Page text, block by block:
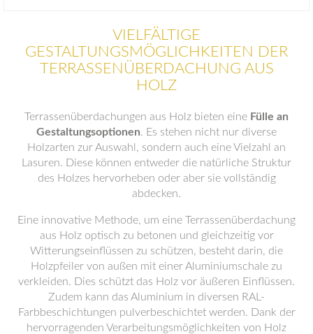
VIELFÄLTIGE
GESTALTUNGSMÖGLICHKEITEN DER
TERRASSENÜBERDACHUNG AUS
HOLZ
Terrassenüberdachungen aus Holz bieten eine Fülle an
Gestaltungsoptionen. Es stehen nicht nur diverse
Holzarten zur Auswahl, sondern auch eine Vielzahl an
Lasuren. Diese können entweder die natürliche Struktur
des Holzes hervorheben oder aber sie vollständig
abdecken.
Eine innovative Methode, um eine Terrassenüberdachung
aus Holz optisch zu betonen und gleichzeitig vor
Witterungseinflüssen zu schützen, besteht darin, die
Holzpfeiler von außen mit einer Aluminiumschale zu
verkleiden. Dies schützt das Holz vor äußeren Einflüssen.
Zudem kann das Aluminium in diversen RAL-
Farbbeschichtungen pulverbeschichtet werden. Dank der
hervorragenden Verarbeitungsmöglichkeiten von Holz